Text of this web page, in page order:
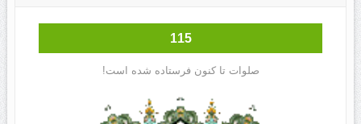
115
صلوات تا کنون فرستاده شده است!